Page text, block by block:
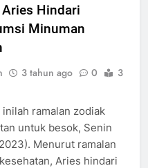
Hindari
Minuman
3 tahun ago 0
3
ramalan zodiak
untuk besok, Senin
Menurut ramalan
Aries hindari